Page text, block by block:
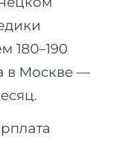
180–190
в Москве —